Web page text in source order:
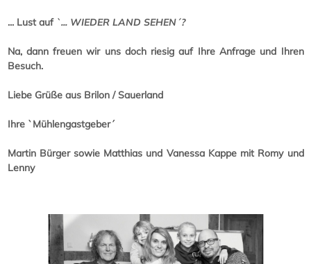
... Lust auf `... WIEDER LAND SEHEN´?
Na, dann freuen wir uns doch riesig auf Ihre Anfrage und Ihren
Besuch.
Liebe Grüße aus Brilon / Sauerland
Ihre `Mühlengastgeber´
Martin Bürger sowie Matthias und Vanessa Kappe mit Romy und
Lenny